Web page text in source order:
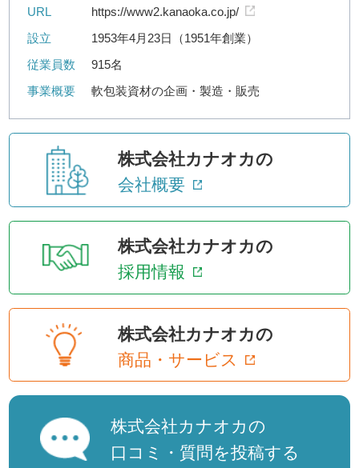
URL
https://www2.kanaoka.co.jp/
設立
1953年4月23日（1951年創業）
従業員数
915名
事業概要
軟包装資材の企画・製造・販売
株式会社カナオカの
会社概要
株式会社カナオカの
採用情報
株式会社カナオカの
商品・サービス
株式会社カナオカの
口コミ・質問を投稿する